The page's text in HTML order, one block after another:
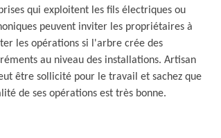
qui exploitent les fils électriques ou
peuvent inviter les propriétaires à
les opérations si l'arbre crée des
au niveau des installations. Artisan
être sollicité pour le travail et sachez que
de ses opérations est très bonne.